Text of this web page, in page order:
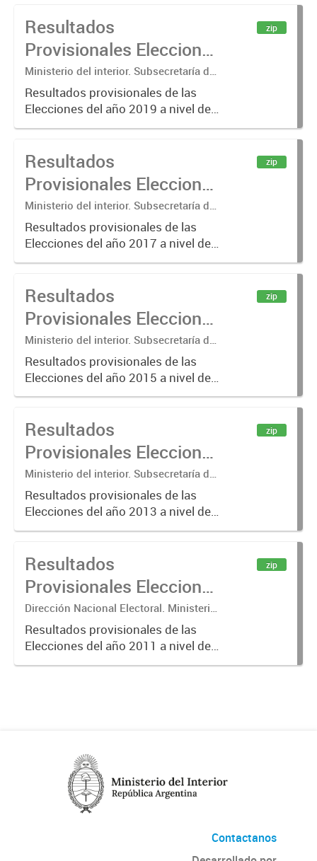
correspondientes a escrutinios
provisorios de elecciones
nacionales....
Resultados
Provisionales Elecciones
2019
Ministerio del interior. Subsecretaría de
Asuntos Políticos. Dirección Nacional
Electoral
Resultados provisionales de las
Elecciones del año 2019 a nivel de
mesa de votación. Los resultados
correspondientes a escrutinios
provisorios de elecciones
nacionales....
zip
Resultados
Provisionales Elecciones
2017
Ministerio del interior. Subsecretaría de
Asuntos Políticos. Dirección Nacional
Electoral
Resultados provisionales de las
Elecciones del año 2017 a nivel de
mesa de votación. Los resultados
correspondientes a escrutinios
provisorios de elecciones
nacionales....
zip
Resultados
Provisionales Elecciones
2015
Ministerio del interior. Subsecretaría de
Asuntos Políticos. Dirección Nacional
Electoral
Resultados provisionales de las
Elecciones del año 2015 a nivel de
mesa de votación. Los resultados
correspondientes a escrutinios
provisorios de elecciones
nacionales....
zip
Resultados
Provisionales Elecciones
2013
Ministerio del interior. Subsecretaría de
Asuntos Políticos. Dirección Nacional
Electoral
Resultados provisionales de las
Elecciones del año 2013 a nivel de
mesa de votación. Los resultados
correspondientes a escrutinios
provisorios de elecciones
nacionales....
zip
Resultados
Provisionales Elecciones
2011
Dirección Nacional Electoral. Ministerio
del Interior de la Nación
Resultados provisionales de las
Elecciones del año 2011 a nivel de
mesa de votación. Los resultados
zip
Contactanos